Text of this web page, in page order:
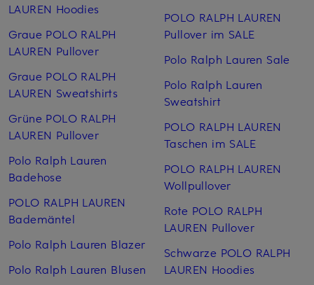
LAUREN Hoodies
Graue POLO RALPH
LAUREN Pullover
Graue POLO RALPH
LAUREN Sweatshirts
Grüne POLO RALPH
LAUREN Pullover
Polo Ralph Lauren
Badehose
POLO RALPH LAUREN
Bademäntel
Polo Ralph Lauren Blazer
Polo Ralph Lauren Blusen
POLO RALPH LAUREN
Pullover im SALE
Polo Ralph Lauren Sale
Polo Ralph Lauren
Sweatshirt
POLO RALPH LAUREN
Taschen im SALE
POLO RALPH LAUREN
Wollpullover
Rote POLO RALPH
LAUREN Pullover
Schwarze POLO RALPH
LAUREN Hoodies